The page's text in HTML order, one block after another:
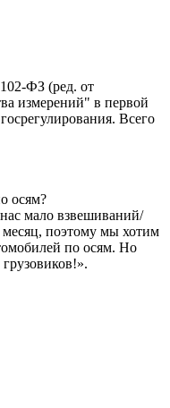
ФЗ (ред. от
измерений" в первой
Всего
осям?
мало взвешиваний/
месяц, поэтому мы хотим
по осям. Но